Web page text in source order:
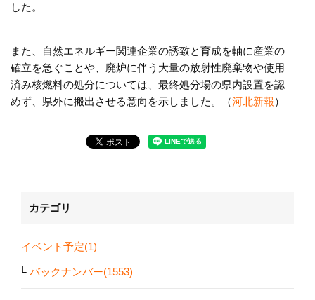
した。
また、自然エネルギー関連企業の誘致と育成を軸に産業の
確立を急ぐことや、廃炉に伴う大量の放射性廃棄物や使用
済み核燃料の処分については、最終処分場の県内設置を認
めず、県外に搬出させる意向を示しました。（河北新報）
カテゴリ
イベント予定(1)
バックナンバー(1553)